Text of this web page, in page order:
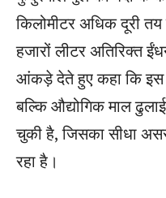
किलोमीटर अधिक दूरी
हजारों लीटर अतिरिक्त
आंकड़े देते हुए कहा कि इस
बल्कि औद्योगिक माल
चुकी है, जिसका सीधा
रहा है।